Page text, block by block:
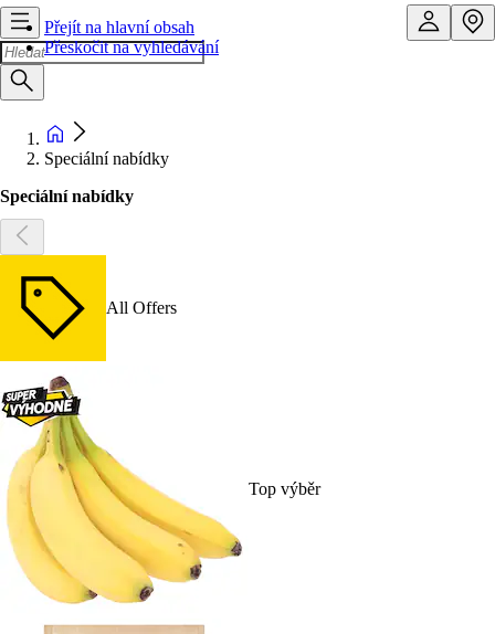
Přejít na hlavní obsah
Přeskočit na vyhledávání
Speciální nabídky
Speciální nabídky
All Offers
Top výběr